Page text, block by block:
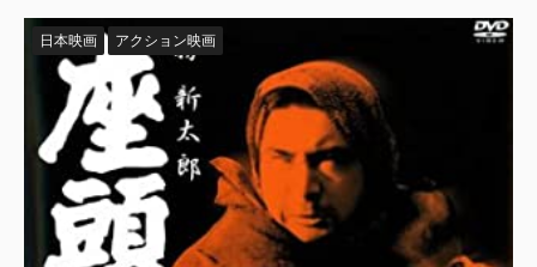
日本映画 アクション映画